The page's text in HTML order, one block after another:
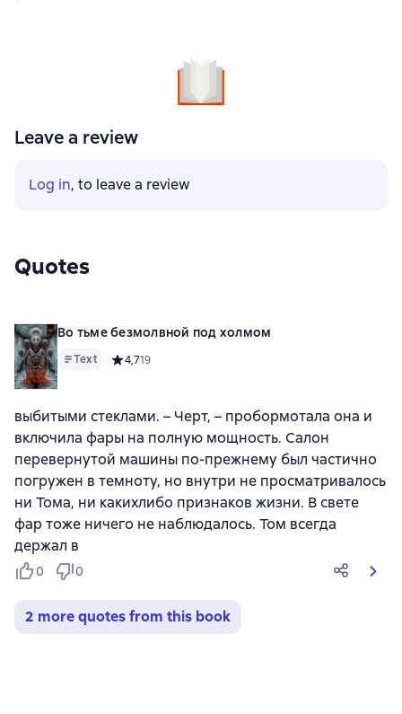
Leave a review
Log in, to leave a review
Quotes
Во тьме безмолвной под холмом
Text Средний рейтинг 4,7 на основе 19 оценок
4,719
выбитыми стеклами. – Черт, – пробормотала она и
включила фары на полную мощность. Салон
перевернутой машины по-прежнему был частично
погружен в темноту, но внутри не просматривалось
ни Тома, ни какихлибо признаков жизни. В свете
фар тоже ничего не наблюдалось. Том всегда
держал в
0 0
2 more quotes from this book